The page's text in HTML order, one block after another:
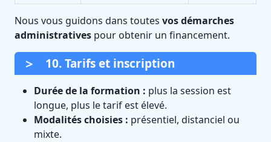
Nous vous guidons dans toutes vos démarches
administratives pour obtenir un financement.
10. Tarifs et inscription
Durée de la formation : plus la session est
longue, plus le tarif est élevé.
Modalités choisies : présentiel, distanciel ou
mixte.